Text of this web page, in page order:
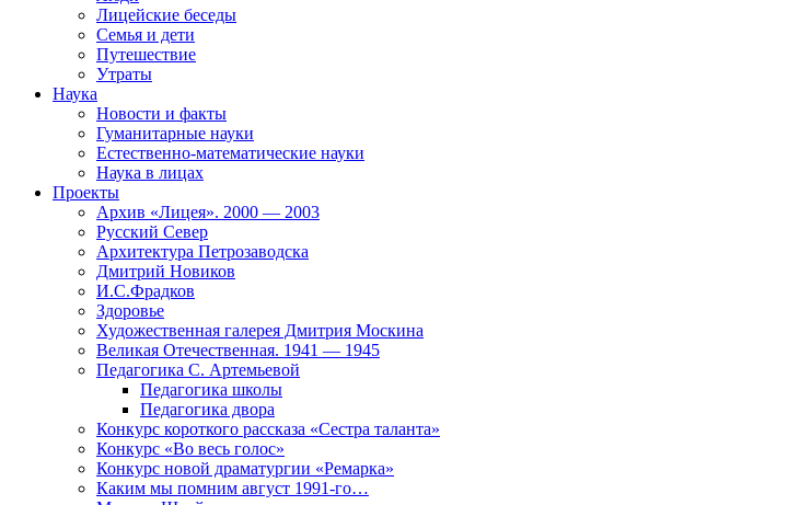
Лицейские беседы
Семья и дети
Путешествие
Утраты
Наука
Новости и факты
Гуманитарные науки
Естественно-математические науки
Наука в лицах
Проекты
Архив «Лицея». 2000 — 2003
Русский Север
Архитектура Петрозаводска
Дмитрий Новиков
И.С.Фрадков
Здоровье
Художественная галерея Дмитрия Москина
Великая Отечественная. 1941 — 1945
Педагогика С. Артемьевой
Педагогика школы
Педагогика двора
Конкурс короткого рассказа «Сестра таланта»
Конкурс «Во весь голос»
Конкурс новой драматургии «Ремарка»
Каким мы помним август 1991-го…